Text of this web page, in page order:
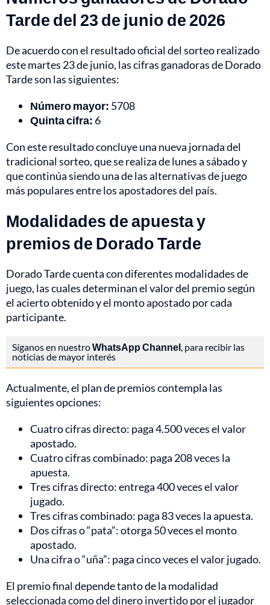
Tarde del 23 de junio de 2026
De acuerdo con el resultado oficial del sorteo realizado
este martes 23 de junio, las cifras ganadoras de Dorado
Tarde son las siguientes:
Número mayor: 5708
Quinta cifra: 6
Con este resultado concluye una nueva jornada del
tradicional sorteo, que se realiza de lunes a sábado y
que continúa siendo una de las alternativas de juego
más populares entre los apostadores del país.
Modalidades de apuesta y
premios de Dorado Tarde
Dorado Tarde cuenta con diferentes modalidades de
juego, las cuales determinan el valor del premio según
el acierto obtenido y el monto apostado por cada
participante.
Síganos en nuestroWhatsApp Channel, para recibir las
noticias de mayor interés
Actualmente, el plan de premios contempla las
siguientes opciones:
Cuatro cifras directo: paga 4.500 veces el valor
apostado.
Cuatro cifras combinado: paga 208 veces la
apuesta.
Tres cifras directo: entrega 400 veces el valor
jugado.
Tres cifras combinado: paga 83 veces la apuesta.
Dos cifras o “pata”: otorga 50 veces el monto
apostado.
Una cifra o “uña”: paga cinco veces el valor jugado.
El premio final depende tanto de la modalidad
seleccionada como del dinero invertido por el jugador